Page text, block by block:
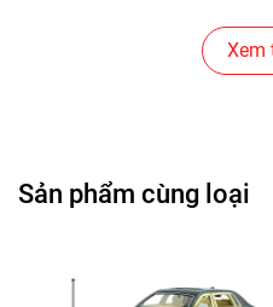
Cửa Hàng
Chuỗi Các
Xem
Sản phẩm cùng loại